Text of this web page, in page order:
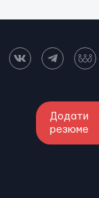
Додати
резюме